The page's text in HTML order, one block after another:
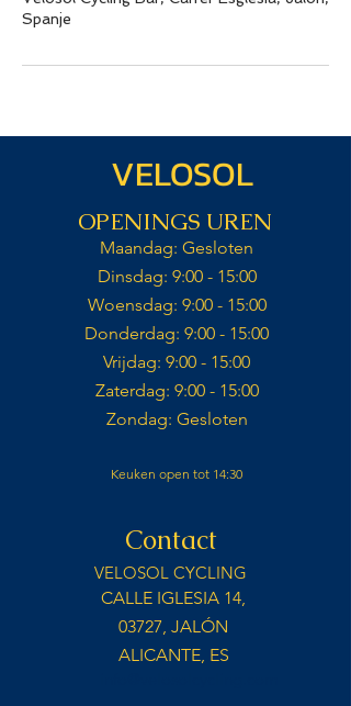
Spanje
VELOSOL
OPENINGS UREN
Maandag: Gesloten​
Dinsdag: 9:00 - 15:00​
Woensdag: 9:00 - 15:00​
Donderdag: 9:00 - 15:00​
Vrijdag: 9:00 - 15:00​
Zaterdag: 9:00 - 15:00​​
Zondag: Gesloten​
Keuken open tot 14:30
Contact
VELOSOL CYCLING
CALLE IGLESIA 14,
03727, JALÓN
ALICANTE, ES